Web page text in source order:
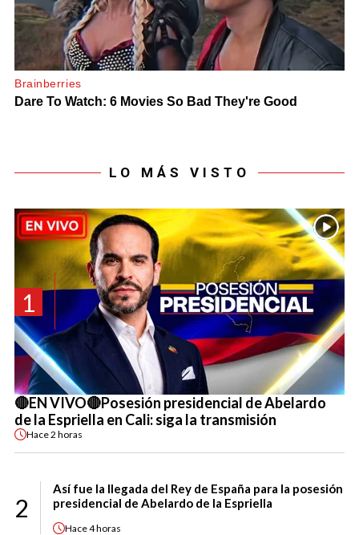
LO MÁS VISTO
1
🔴EN VIVO🔴Posesión presidencial de Abelardo
de la Espriella en Cali: siga la transmisión
Hace2 horas
2
Así fue la llegada del Rey de España para la posesión
presidencial de Abelardo de la Espriella
Hace4 horas